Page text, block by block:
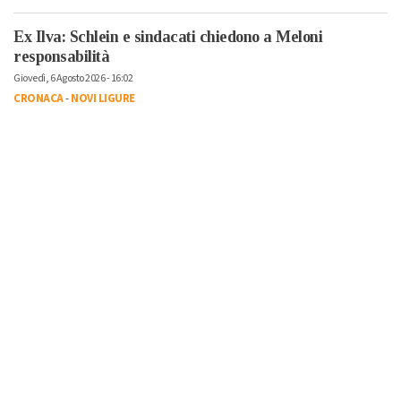
Ex Ilva: Schlein e sindacati chiedono a Meloni
responsabilità
Giovedì, 6 Agosto 2026 - 16:02
CRONACA-NOVI LIGURE